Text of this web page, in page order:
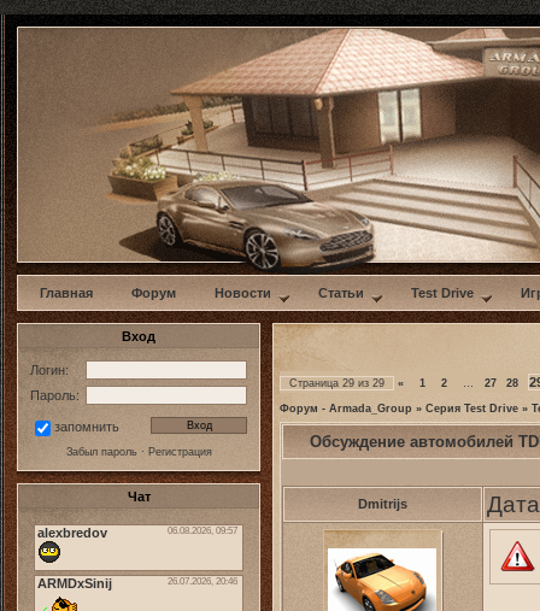
w
Главная Форум Новости Статьи Test Drive
Вход
Логин:
Пароль:
запомнить
Забыл пароль· Регистрация
Чат
Страница 29 из 29 « 1 2 … 27 28
Форум - Armada_Group » Серия Test Drive »
Обсуждение автомобилей
Dmitrijs